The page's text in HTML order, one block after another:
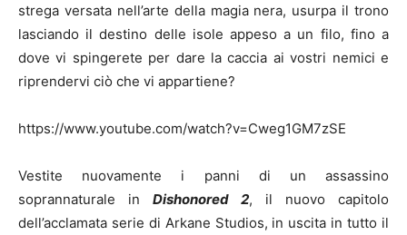
strega versata nell’arte della magia nera, usurpa il trono
lasciando il destino delle isole appeso a un filo, fino a
dove vi spingerete per dare la caccia ai vostri nemici e
riprendervi ciò che vi appartiene?
https://www.youtube.com/watch?v=Cweg1GM7zSE
Vestite nuovamente i panni di un assassino
soprannaturale in Dishonored 2, il nuovo capitolo
dell’acclamata serie di Arkane Studios, in uscita in tutto il